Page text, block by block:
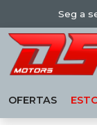
Seg a
OFERTAS